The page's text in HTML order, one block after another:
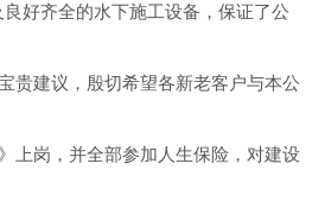
好齐全的水下施工设备，保证了公
贵建议，殷切希望各新老客户与本公
上岗，并全部参加人生保险，对建设